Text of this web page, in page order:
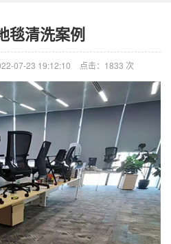
毯清洗案例
07-23 19:12:10 点击：1833 次